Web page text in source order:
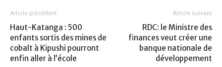
Article précédent
Haut-Katanga : 500
enfants sortis des mines de
cobalt à Kipushi pourront
enfin aller à l’école
Article suivant
RDC: le Ministre des
finances veut créer une
banque nationale de
développement